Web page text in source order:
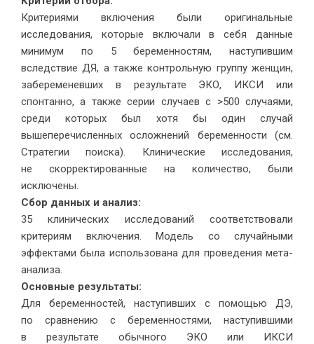
Критериями включения были оригинальные
исследования, которые включали в себя данные
минимум по 5 беременностям, наступившим
вследствие ДЯ, а также контрольную группу женщин,
забеременевших в результате ЭКО, ИКСИ или
спонтанно, а также серии случаев с >500 случаями,
среди которых был хотя бы один случай
вышеперечисленных осложнений беременности (см.
Стратегии поиска). Клинические исследования,
не скорректированные на количество, были
исключены.
Сбор данных и анализ:
35 клинических исследований соответствовали
критериям включения. Модель со случайными
эффектами была использована для проведения мета-
анализа.
Основные результаты:
Для беременностей, наступивших с помощью ДЭ,
по сравнению с беременностями, наступившими
в результате обычного ЭКО или ИКСИ